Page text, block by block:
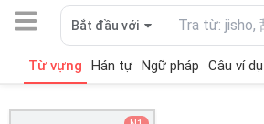
Bắt đầu với
Từ vựng Hán tự Ngữ pháp Câu ví dụ